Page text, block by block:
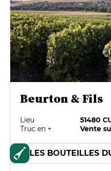
Beurton & Fils
Lieu
51480
Truc en +
Vente
LES BOUTEILLES